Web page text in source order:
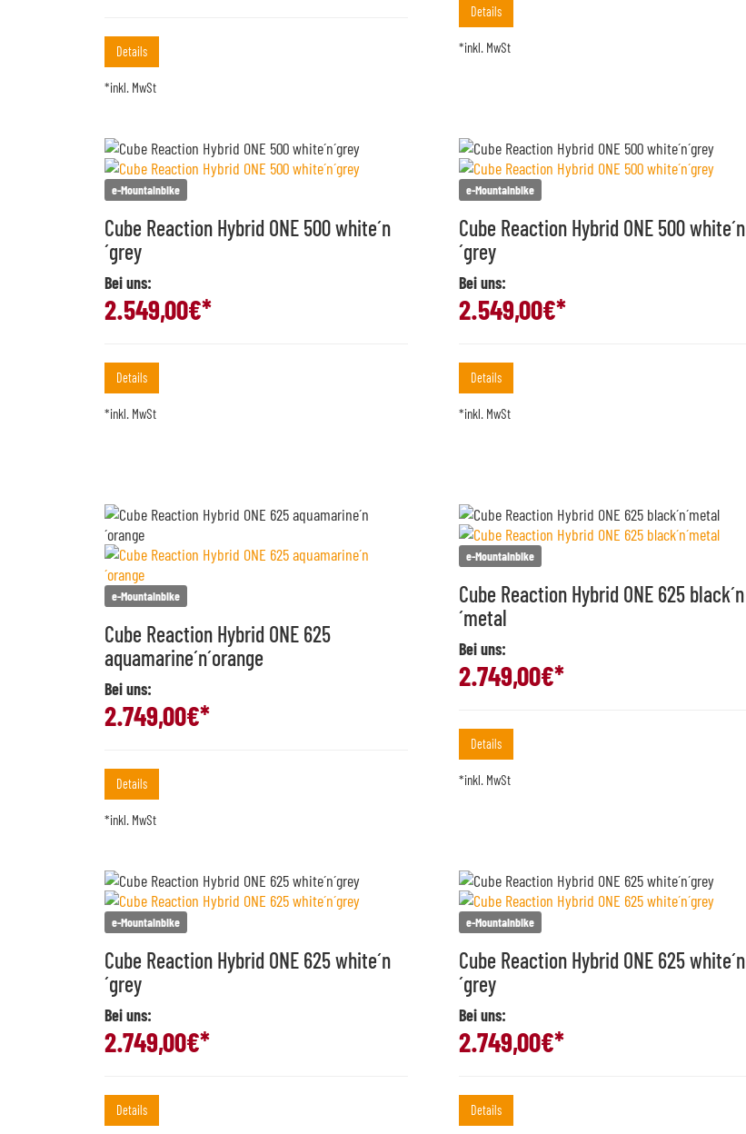
Details
*inkl. MwSt
Details
*inkl. MwSt
e-Mountainbike
Cube Reaction Hybrid ONE 500 white´n
´grey
Bei uns:
2.549,00€*
Details
*inkl. MwSt
e-Mountainbike
Cube Reaction Hybrid ONE 500 white´n
´grey
Bei uns:
2.549,00€*
Details
*inkl. MwSt
e-Mountainbike
Cube Reaction Hybrid ONE 625
aquamarine´n´orange
Bei uns:
2.749,00€*
Details
*inkl. MwSt
e-Mountainbike
Cube Reaction Hybrid ONE 625 black´n
´metal
Bei uns:
2.749,00€*
Details
*inkl. MwSt
e-Mountainbike
Cube Reaction Hybrid ONE 625 white´n
´grey
Bei uns:
2.749,00€*
Details
e-Mountainbike
Cube Reaction Hybrid ONE 625 white´n
´grey
Bei uns:
2.749,00€*
Details